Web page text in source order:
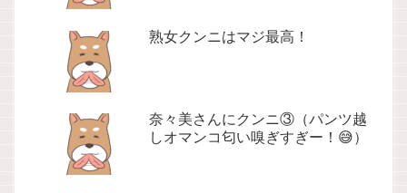
熟女クンニはマジ最高！
奈々美さんにクンニ③（パンツ越
しオマンコ匂い嗅ぎすぎー！😅）